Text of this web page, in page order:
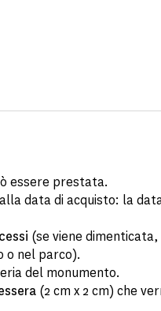
essere prestata.
data di acquisto: la
(se viene dimenticata,
o nel parco).
del monumento.
(2 cm x 2 cm) che